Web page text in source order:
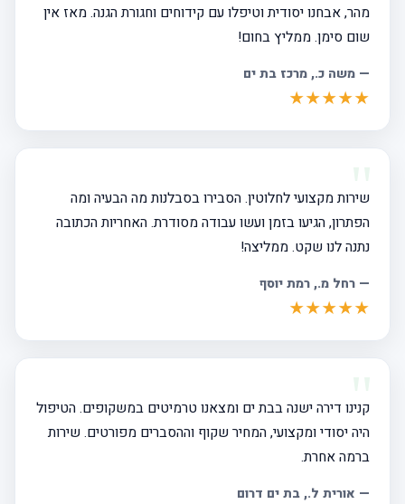
מהר, אבחנו יסודית וטיפלו עם קידוחים וחגורת הגנה. מאז אין
שום סימן. ממליץ בחום!
— משה כ., מרכז בת ים
★★★★★
שירות מקצועי לחלוטין. הסבירו בסבלנות מה הבעיה ומה
הפתרון, הגיעו בזמן ועשו עבודה מסודרת. האחריות הכתובה
נתנה לנו שקט. ממליצה!
— רחל מ., רמת יוסף
★★★★★
קנינו דירה ישנה בבת ים ומצאנו טרמיטים במשקופים. הטיפול
היה יסודי ומקצועי, המחיר שקוף וההסברים מפורטים. שירות
ברמה אחרת.
— אורית ל., בת ים דרום